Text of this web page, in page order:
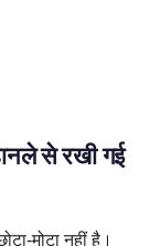
से रखी गई
मोटा नहीं है।